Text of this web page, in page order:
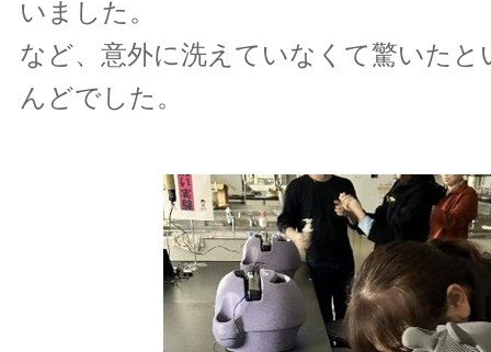
いました。
など、意外に洗えていなくて驚いたと
んどでした。